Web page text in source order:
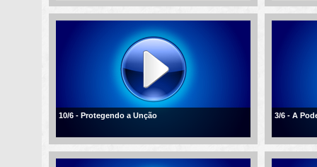
10/6 - Protegendo a Unção 3/6 - A